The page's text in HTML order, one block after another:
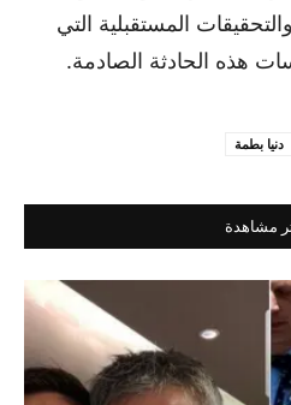
المستقبلية التي
هذه الحادثة الصادمة.
دنيا بطمة
مشاهدة